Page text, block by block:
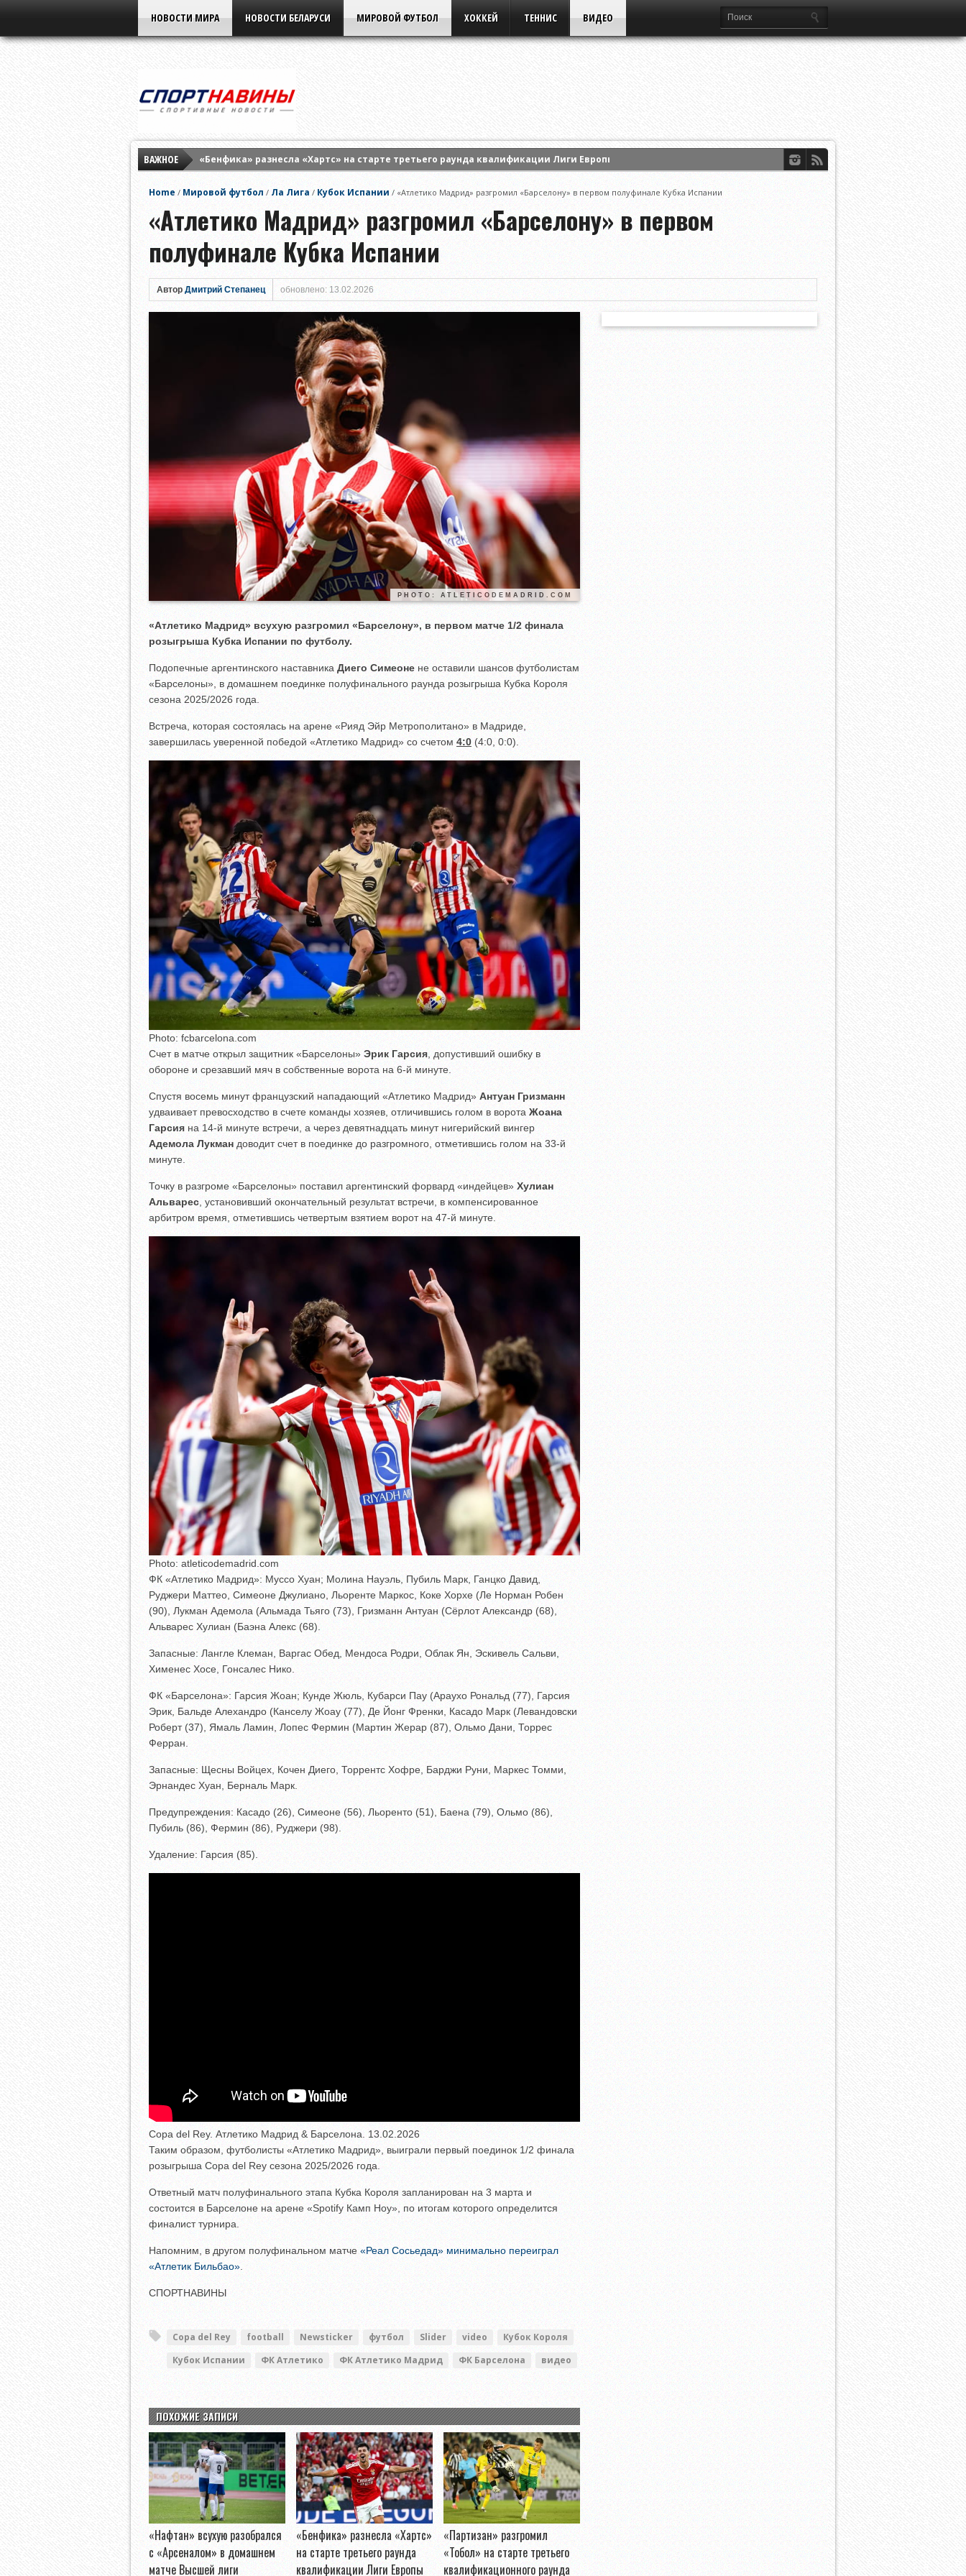
НОВОСТИ МИРА НОВОСТИ БЕЛАРУСИ МИРОВОЙ ФУТБОЛ ХОККЕЙ ТЕННИС ВИДЕО
ВАЖНОЕ
«Бенфика» разнесла «Хартс» на старте третьего раунда квалификации Лиги Европы УЕФА
Home / Мировой футбол / Ла Лига / Кубок Испании / «Атлетико Мадрид» разгромил «Барселону» в первом полуфинале Кубка Испании
«Атлетико Мадрид» разгромил «Барселону» в первом
полуфинале Кубка Испании
Автор Дмитрий Степанец обновлено: 13.02.2026
PHOTO: ATLETICODEMADRID.COM
«Атлетико Мадрид» всухую разгромил «Барселону», в первом матче 1/2 финала
розыгрыша Кубка Испании по футболу.
Подопечные аргентинского наставника Диего Симеоне не оставили шансов футболистам
«Барселоны», в домашнем поединке полуфинального раунда розыгрыша Кубка Короля
сезона 2025/2026 года.
Встреча, которая состоялась на арене «Рияд Эйр Метрополитано» в Мадриде,
завершилась уверенной победой «Атлетико Мадрид» со счетом 4:0 (4:0, 0:0).
Photo: fcbarcelona.com
Счет в матче открыл защитник «Барселоны» Эрик Гарсия , допустивший ошибку в
обороне и срезавший мяч в собственные ворота на 6-й минуте.
Спустя восемь минут французский нападающий «Атлетико Мадрид» Антуан Гризманн
удваивает превосходство в счете команды хозяев, отличившись голом в ворота Жоана
Гарсия на 14-й минуте встречи, а через девятнадцать минут нигерийский вингер
Адемола Лукман доводит счет в поединке до разгромного, отметившись голом на 33-й
минуте.
Точку в разгроме «Барселоны» поставил аргентинский форвард «индейцев» Хулиан
Альварес , установивший окончательный результат встречи, в компенсированное
арбитром время, отметившись четвертым взятием ворот на 47-й минуте.
Photo: atleticodemadrid.com
ФК «Атлетико Мадрид»: Муссо Хуан; Молина Науэль, Пубиль Марк, Ганцко Давид,
Руджери Маттео, Симеоне Джулиано, Льоренте Маркос, Коке Хорхе (Ле Норман Робен
(90), Лукман Адемола (Альмада Тьяго (73), Гризманн Антуан (Сёрлот Александр (68),
Альварес Хулиан (Баэна Алекс (68).
Запасные: Лангле Клеман, Варгас Обед, Мендоса Родри, Облак Ян, Эскивель Сальви,
Хименес Хосе, Гонсалес Нико.
ФК «Барселона»: Гарсия Жоан; Кунде Жюль, Кубарси Пау (Араухо Рональд (77), Гарсия
Эрик, Бальде Алехандро (Канселу Жоау (77), Де Йонг Френки, Касадо Марк (Левандовски
Роберт (37), Ямаль Ламин, Лопес Фермин (Мартин Жерар (87), Ольмо Дани, Торрес
Ферран.
Запасные: Щесны Войцех, Кочен Диего, Торрентс Хофре, Барджи Руни, Маркес Томми,
Эрнандес Хуан, Берналь Марк.
Предупреждения: Касадо (26), Симеоне (56), Льоренто (51), Баена (79), Ольмо (86),
Пубиль (86), Фермин (86), Руджери (98).
Удаление: Гарсия (85).
Copa del Rey. Атлетико Мадрид & Барселона. 13.02.2026
Таким образом, футболисты «Атлетико Мадрид», выиграли первый поединок 1/2 финала
розыгрыша Copa del Rey сезона 2025/2026 года.
Ответный матч полуфинального этапа Кубка Короля запланирован на 3 марта и
состоится в Барселоне на арене «Spotify Камп Ноу», по итогам которого определится
финалист турнира.
Напомним, в другом полуфинальном матче «Реал Сосьедад» минимально переиграл
«Атлетик Бильбао»
СПОРТНАВИНЫ
Copa del Rey football Newsticker футбол Slider video
Кубок Короля
Кубок Испании
ФК Атлетико ФК Атлетико Мадрид ФК Барселона видео
ПОХОЖИЕ ЗАПИСИ
«Нафтан» всухую разобрался
с «Арсеналом» в домашнем
матче Высшей лиги
«Бенфика» разнесла «Хартс»
на старте третьего раунда
квалификации Лиги Европы
«Партизан» разгромил
«Тобол» на старте третьего
квалификационного раунда